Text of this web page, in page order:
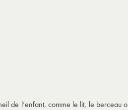
de l’enfant, comme le lit, le berceau